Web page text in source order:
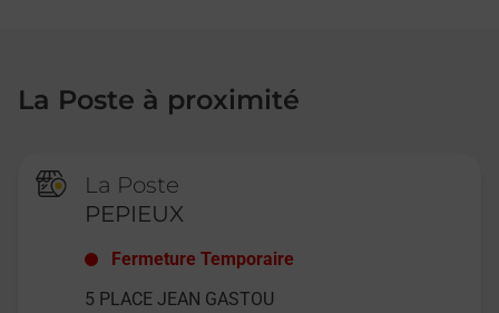
La Poste à proximité
La Poste
PEPIEUX
Fermeture Temporaire
5 PLACE JEAN GASTOU